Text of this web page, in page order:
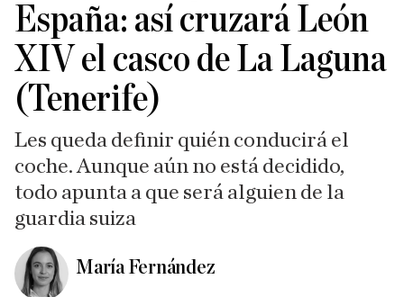
España: así cruzará León
XIV el casco de La Laguna
(Tenerife)
Les queda definir quién conducirá el
coche. Aunque aún no está decidido,
todo apunta a que será alguien de la
guardia suiza
María Fernández